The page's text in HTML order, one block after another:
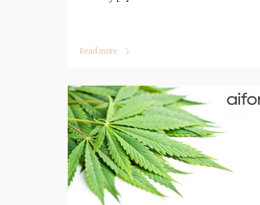
Read more